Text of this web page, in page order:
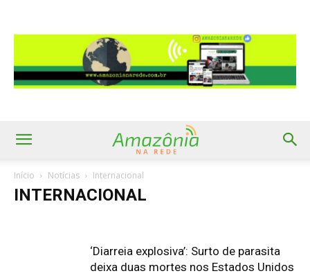
Início Notícias Internacional
INTERNACIONAL
‘Diarreia explosiva’: Surto de parasita
deixa duas mortes nos Estados Unidos